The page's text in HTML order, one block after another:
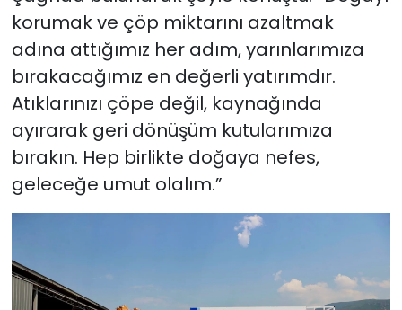
korumak ve çöp miktarını azaltmak
adına attığımız her adım, yarınlarımıza
bırakacağımız en değerli yatırımdır.
Atıklarınızı çöpe değil, kaynağında
ayırarak geri dönüşüm kutularımıza
bırakın. Hep birlikte doğaya nefes,
geleceğe umut olalım.”